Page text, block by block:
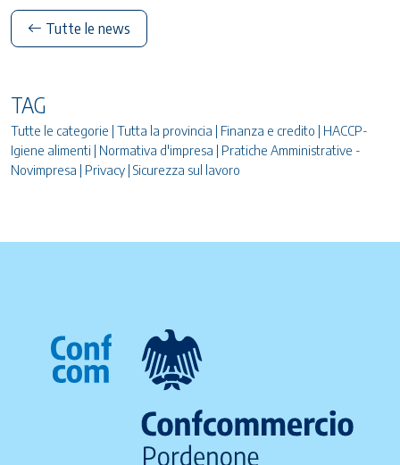
Tutte le news
TAG
Tutte le categorie | Tutta la provincia | Finanza e credito | HACCP-
Igiene alimenti | Normativa d'impresa | Pratiche Amministrative -
Novimpresa | Privacy | Sicurezza sul lavoro